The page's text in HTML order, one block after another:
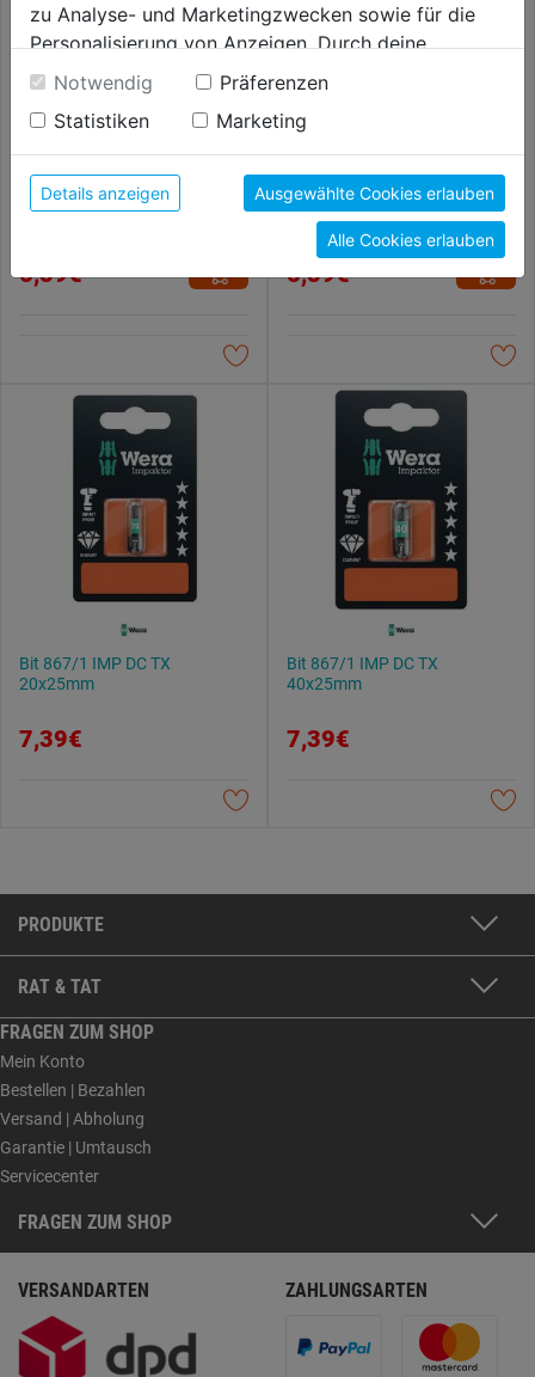
Bit 851/1 BDC Diamant PH SB
6,59€
Bit 867/1 BDC TX
6,59€
Bit 867/1 IMP DC TX
20x25mm
7,39€
Bit 867/1 IMP DC TX
40x25mm
7,39€
PRODUKTE
RAT & TAT
FRAGEN ZUM SHOP
Mein Konto
Bestellen | Bezahlen
Versand | Abholung
Garantie | Umtausch
Servicecenter
FRAGEN ZUM SHOP
VERSANDARTEN ZAHLUNGSARTEN
zu Analyse- und Marketingzwecken sowie für die
Personalisierung von Anzeigen. Durch deine
Einwilligung werden die Daten von Drittanbieter,
unter anderem auch in den USA, verarbeitet.
Durch Klick auf "Alle Cookies erlauben" stimmst du
der Verwendung aller Cookies zu. Unter "Details
anzeigen" findest du alle Infos zu den
unterschiedlichen Cookies, unter "Cookies
Konfigurieren" kannst du auswählen, welche Cookies
du zulassen möchtest und welche nicht.
Notwendig
Präferenzen
Statistiken
Marketing
Details anzeigen Ausgewählte Cookies erlauben
Alle Cookies erlauben